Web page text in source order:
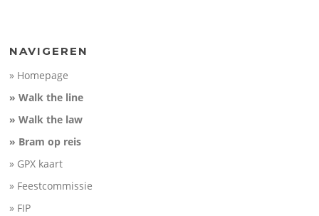
NAVIGEREN
» Homepage
» Walk the line
» Walk the law
» Bram op reis
» GPX kaart
» Feestcommissie
» FIP